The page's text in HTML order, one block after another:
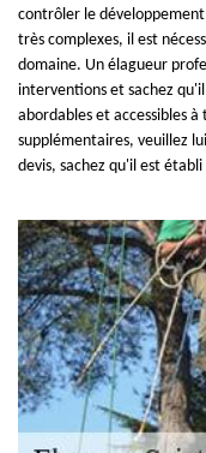
contrôler le
très complexes, il est
domaine. Un élagueur
interventions et sachez
abordables et accessibles
supplémentaires, veuillez
devis, sachez qu'il est